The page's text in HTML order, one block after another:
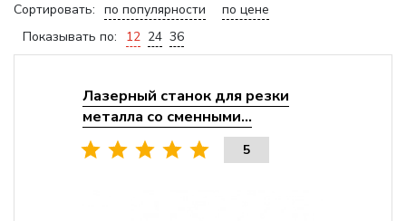
Сортировать: по популярности
по цене
Показывать по:
12 24 36
Лазерный станок для резки
металла со сменными...
5